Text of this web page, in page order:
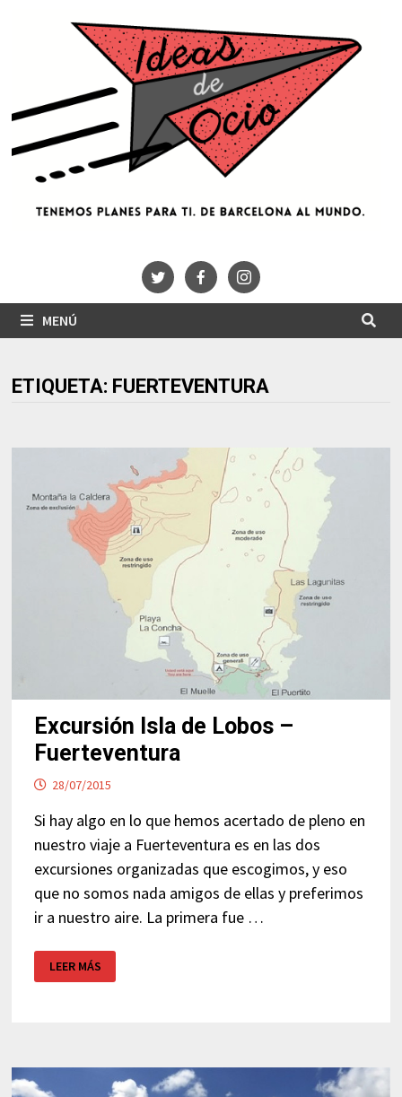
MENÚ
ETIQUETA: FUERTEVENTURA
Excursión Isla de Lobos –
Fuerteventura
28/07/2015
Si hay algo en lo que hemos acertado de pleno en
nuestro viaje a Fuerteventura es en las dos
excursiones organizadas que escogimos, y eso
que no somos nada amigos de ellas y preferimos
ir a nuestro aire. La primera fue …
EXCURSIÓN
ISLA
DE
LEER MÁS